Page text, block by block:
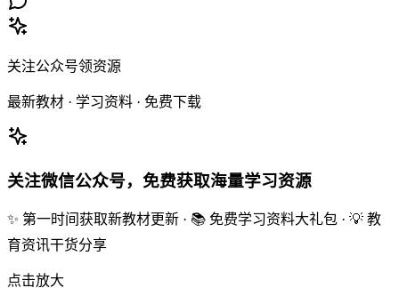
关注公众号领资源
最新教材 · 学习资料 · 免费下载
关注微信公众号，免费获取海量学习资源
✨ 第一时间获取新教材更新 · 📚 免费学习资料大礼包 · 💡 教
育资讯干货分享
点击放大